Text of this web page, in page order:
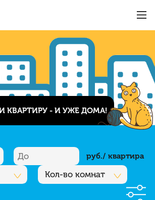
КВАРТИРУ - И УЖЕ ДОМА!
Кол-во комнат
руб./ квартира